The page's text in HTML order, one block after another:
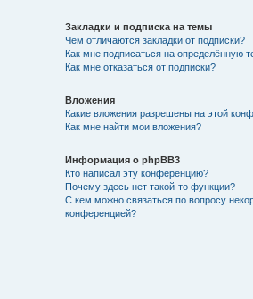
Закладки и подписка на темы
Чем отличаются закладки от подписки?
Как мне подписаться на определённую
Как мне отказаться от подписки?
Вложения
Какие вложения разрешены на этой
Как мне найти мои вложения?
Информация о phpBB3
Кто написал эту конференцию?
Почему здесь нет такой-то функции?
С кем можно связаться по вопросу
конференцией?